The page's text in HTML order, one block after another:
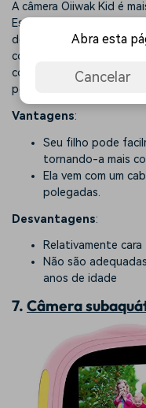
A câmera Oiiwak Kid é
Esta câmera fornece a
de 5MP. Além disso,
com 7 filtros de vídeo
conectá-la facilmente ao
pegar as fotos e
Vantagens:
Seu filho pode
tornando-a mais
Ela vem com um
polegadas.
Desvantagens:
Relativamente cara
Não são
anos de idade
7. Câmera
Abra esta
Cancelar